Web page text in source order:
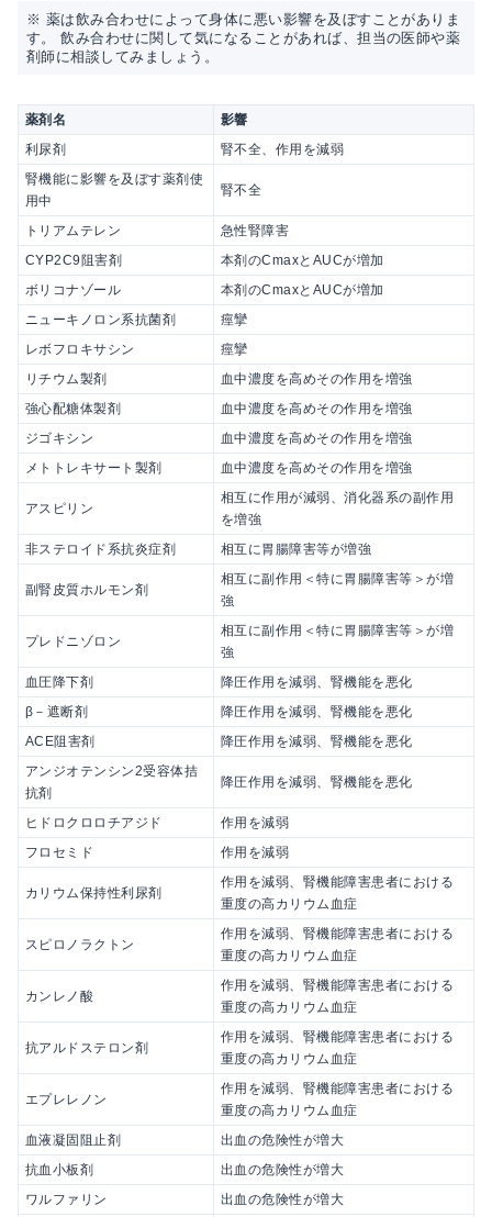
※ 薬は飲み合わせによって身体に悪い影響を及ぼすことがありま
す。 飲み合わせに関して気になることがあれば、担当の医師や薬
剤師に相談してみましょう。
薬剤名
影響
利尿剤
腎不全、作用を減弱
腎機能に影響を及ぼす薬剤使
用中
腎不全
トリアムテレン
急性腎障害
CYP2C9阻害剤
本剤のCmaxとAUCが増加
ボリコナゾール
本剤のCmaxとAUCが増加
ニューキノロン系抗菌剤
痙攣
レボフロキサシン
痙攣
リチウム製剤
血中濃度を高めその作用を増強
強心配糖体製剤
血中濃度を高めその作用を増強
ジゴキシン
血中濃度を高めその作用を増強
メトトレキサート製剤
血中濃度を高めその作用を増強
アスピリン
相互に作用が減弱、消化器系の副作用
を増強
非ステロイド系抗炎症剤
相互に胃腸障害等が増強
副腎皮質ホルモン剤
相互に副作用＜特に胃腸障害等＞が増
強
プレドニゾロン
相互に副作用＜特に胃腸障害等＞が増
強
血圧降下剤
降圧作用を減弱、腎機能を悪化
β－遮断剤
降圧作用を減弱、腎機能を悪化
ACE阻害剤
降圧作用を減弱、腎機能を悪化
アンジオテンシン2受容体拮
抗剤
降圧作用を減弱、腎機能を悪化
ヒドロクロロチアジド
作用を減弱
フロセミド
作用を減弱
カリウム保持性利尿剤
作用を減弱、腎機能障害患者における
重度の高カリウム血症
スピロノラクトン
作用を減弱、腎機能障害患者における
重度の高カリウム血症
カンレノ酸
作用を減弱、腎機能障害患者における
重度の高カリウム血症
抗アルドステロン剤
作用を減弱、腎機能障害患者における
重度の高カリウム血症
エプレレノン
作用を減弱、腎機能障害患者における
重度の高カリウム血症
血液凝固阻止剤
出血の危険性が増大
抗血小板剤
出血の危険性が増大
ワルファリン
出血の危険性が増大